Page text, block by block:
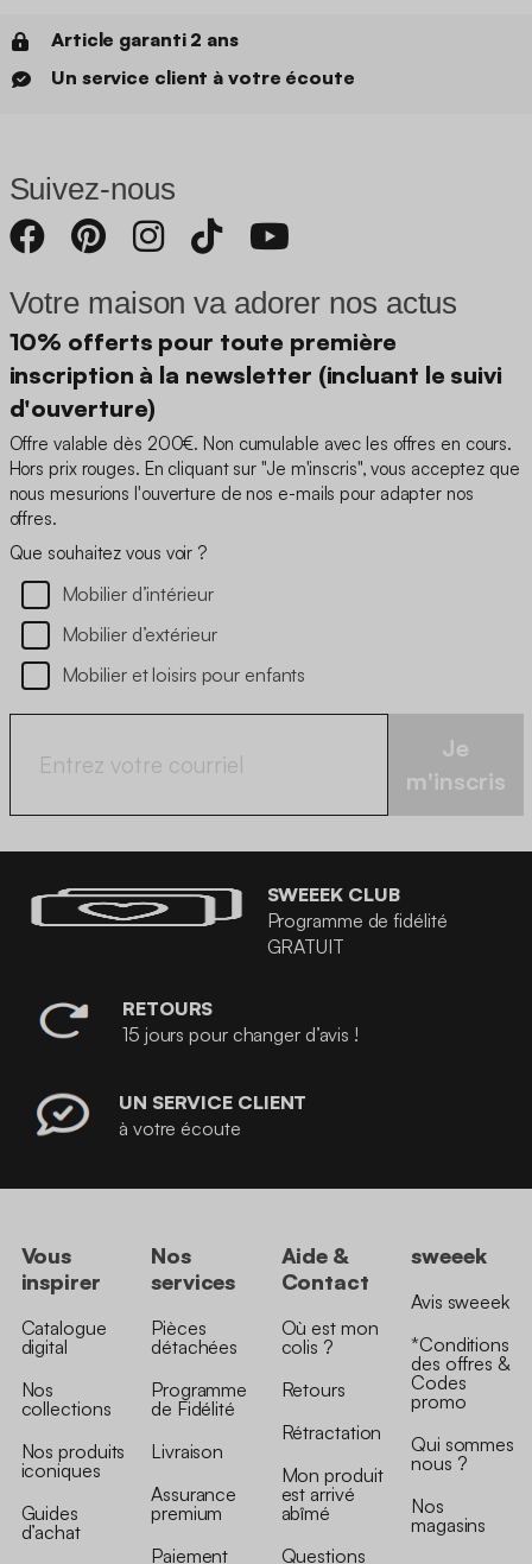
Article garanti 2 ans
Un service client à votre écoute
Suivez-nous
Votre maison va adorer nos actus
10% offerts pour toute première
inscription à la newsletter (incluant le suivi
d'ouverture)
Offre valable dès 200€. Non cumulable avec les offres en cours.
Hors prix rouges. En cliquant sur "Je m'inscris", vous acceptez que
nous mesurions l'ouverture de nos e-mails pour adapter nos
offres.
Que souhaitez vous voir ?
Mobilier d’intérieur
Mobilier d’extérieur
Mobilier et loisirs pour enfants
Je
m'inscris
SWEEEK CLUB
Programme de fidélité
GRATUIT
RETOURS
15 jours pour changer d’avis !
UN SERVICE CLIENT
à votre écoute
Vous
inspirer
Catalogue
digital
Nos
collections
Nos produits
iconiques
Guides
d’achat
Nos
services
Pièces
détachées
Programme
de Fidélité
Livraison
Assurance
premium
Paiement
Aide &
Contact
Où est mon
colis ?
Retours
Rétractation
Mon produit
est arrivé
abîmé
Questions
sweeek
Avis sweeek
*Conditions
des offres &
Codes
promo
Qui sommes
nous ?
Nos
magasins